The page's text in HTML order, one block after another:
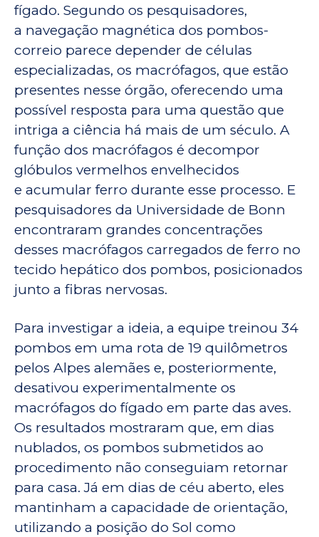
fígado. Segundo os pesquisadores,
a navegação magnética dos pombos-
correio parece depender de células
especializadas, os macrófagos, que estão
presentes nesse órgão, oferecendo uma
possível resposta para uma questão que
intriga a ciência há mais de um século. A
função dos macrófagos é decompor
glóbulos vermelhos envelhecidos
e acumular ferro durante esse processo. E
pesquisadores da Universidade de Bonn
encontraram grandes concentrações
desses macrófagos carregados de ferro no
tecido hepático dos pombos, posicionados
junto a fibras nervosas.
Para investigar a ideia, a equipe treinou 34
pombos em uma rota de 19 quilômetros
pelos Alpes alemães e, posteriormente,
desativou experimentalmente os
macrófagos do fígado em parte das aves.
Os resultados mostraram que, em dias
nublados, os pombos submetidos ao
procedimento não conseguiam retornar
para casa. Já em dias de céu aberto, eles
mantinham a capacidade de orientação,
utilizando a posição do Sol como